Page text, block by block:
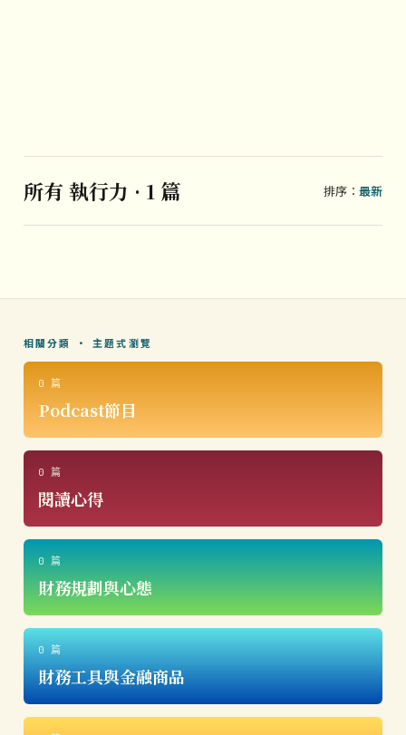
所有 執行力 · 1 篇 排序：最新
相關分類 · 主題式瀏覽
0 篇
Podcast節目
0 篇
閱讀心得
0 篇
財務規劃與心態
0 篇
財務工具與金融商品